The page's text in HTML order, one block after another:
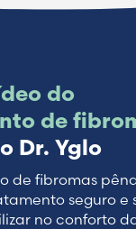
do
de
Dr. Yglo
de fibromas
seguro e
no conforto